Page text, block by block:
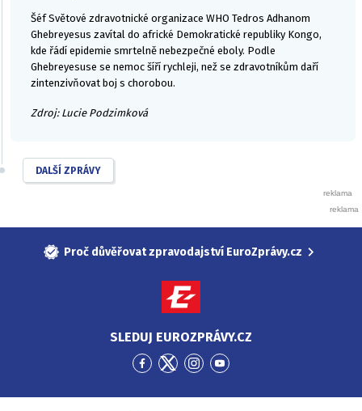
Šéf Světové zdravotnické organizace WHO Tedros Adhanom
Ghebreyesus zavítal do africké Demokratické republiky Kongo,
kde řádí epidemie smrtelně nebezpečné eboly. Podle
Ghebreyesuse se nemoc šíří rychleji, než se zdravotníkům daří
zintenzivňovat boj s chorobou.
Zdroj: Lucie Podzimková
DALŠÍ ZPRÁVY
Proč důvěřovat zpravodajství EuroZprávy.cz
SLEDUJ EUROZPRÁVY.CZ
Přejít
Facebook
Přejít
Twitter
Přejít
Instagram
Přejít
YouTube